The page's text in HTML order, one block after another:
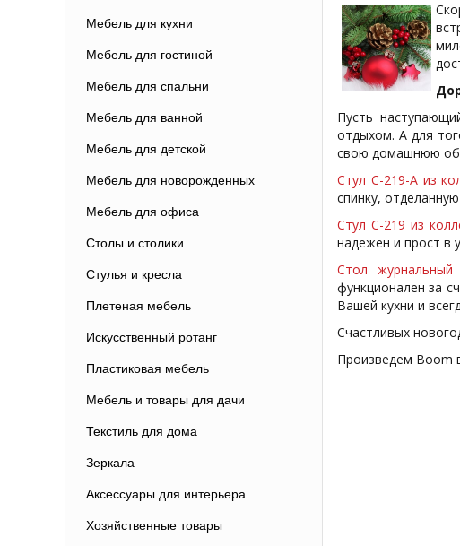
Мебель для кухни
Мебель для гостиной
Мебель для спальни
Мебель для ванной
Мебель для детской
Мебель для новорожденных
Мебель для офиса
Столы и столики
Стулья и кресла
Плетеная мебель
Искусственный ротанг
Пластиковая мебель
Мебель и товары для дачи
Текстиль для дома
Зеркала
Аксессуары для интерьера
Хозяйственные товары
Пусть
отдыхом. А для
свою домашнюю
Стул C-219-A из
спинку,
Стул C-219 из
надежен и прост в
Стол журнальный
функционален за
Вашей кухни и
Счастливых
Произведем Boom